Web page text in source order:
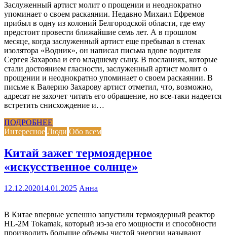
Заслуженный артист молит о прощении и неоднократно
упоминает о своем раскаянии. Недавно Михаил Ефремов
прибыл в одну из колоний Белгородской области, где ему
предстоит провести ближайшие семь лет. А в прошлом
месяце, когда заслуженный артист еще пребывал в стенах
изолятора «Водник», он написал письма вдове водителя
Сергея Захарова и его младшему сыну. В посланиях, которые
стали достоянием гласности, заслуженный артист молит о
прощении и неоднократно упоминает о своем раскаянии. В
письме к Валерию Захарову артист отметил, что, возможно,
адресат не захочет читать его обращение, но все-таки надеется
встретить снисхождение и…
ПОДРОБНЕЕ
Интересное Люди Обо всем
Китай зажег термоядерное
«искусственное солнце»
12.12.202014.01.2025 Анна
В Китае впервые успешно запустили термоядерный реактор
HL-2M Tokamak, который из-за его мощности и способности
производить большие объемы чистой энергии называют